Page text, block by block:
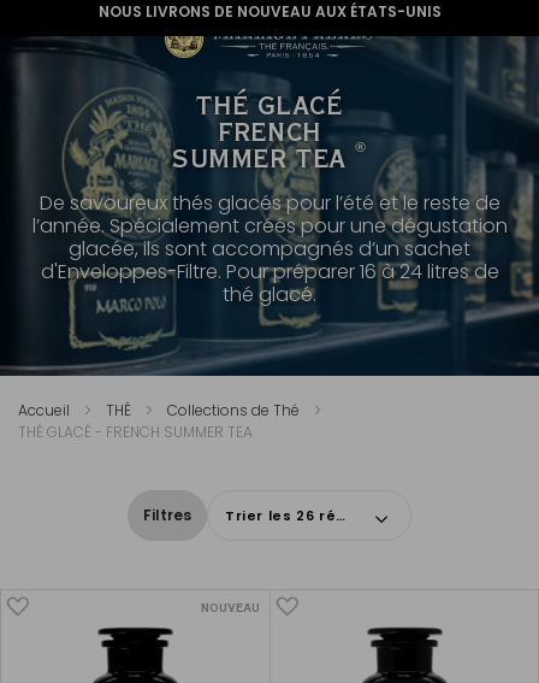
NOUS LIVRONS DE NOUVEAU AUX ÉTATS-UNIS
THÉ GLACÉ
FRENCH
SUMMER TEA®
De savoureux thés glacés pour l’été et le reste de
l’année. Spécialement créés pour une dégustation
glacée, ils sont accompagnés d’un sachet
d'Enveloppes-Filtre. Pour préparer 16 à 24 litres de
thé glacé.
Accueil THÉ
Collections de Thé
THÉ GLACÉ - FRENCH SUMMER TEA
Filtres Trier les 26 résultats
NOUVEAU